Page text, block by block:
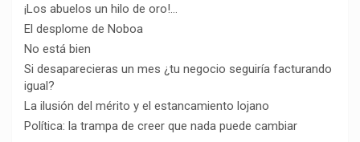
¡Los abuelos un hilo de oro!…
El desplome de Noboa
No está bien
Si desaparecieras un mes ¿tu negocio seguiría facturando
igual?
La ilusión del mérito y el estancamiento lojano
Política: la trampa de creer que nada puede cambiar